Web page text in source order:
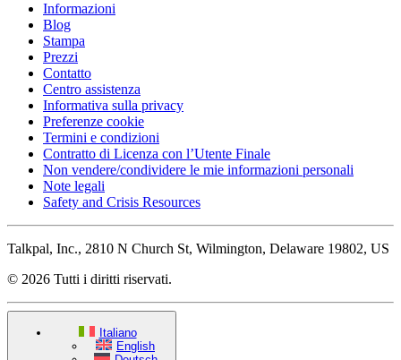
Informazioni
Blog
Stampa
Prezzi
Contatto
Centro assistenza
Informativa sulla privacy
Preferenze cookie
Termini e condizioni
Contratto di Licenza con l’Utente Finale
Non vendere/condividere le mie informazioni personali
Note legali
Safety and Crisis Resources
Talkpal, Inc., 2810 N Church St, Wilmington, Delaware 19802, US
© 2026 Tutti i diritti riservati.
Italiano
English